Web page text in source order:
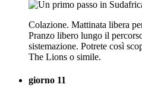
Colazione. Mattinata libera
Pranzo libero lungo il
sistemazione. Potrete così
The Lions o simile.
giorno 11